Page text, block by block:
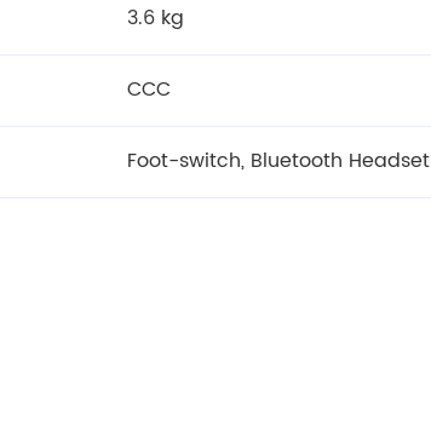
3.6 kg
CCC
Foot-switch, Bluetooth Headset